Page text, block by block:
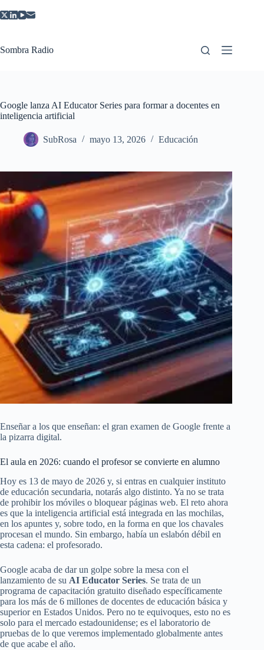
al
Sombra Radio
Google lanza AI Educator Series para formar a docentes en
inteligencia artificial
SubRosa mayo 13, 2026 Educación
Enseñar a los que enseñan: el gran examen de Google frente a
la pizarra digital.
El aula en 2026: cuando el profesor se convierte en alumno
Hoy es 13 de mayo de 2026 y, si entras en cualquier instituto
de educación secundaria, notarás algo distinto. Ya no se trata
de prohibir los móviles o bloquear páginas web. El reto ahora
es que la inteligencia artificial está integrada en las mochilas,
en los apuntes y, sobre todo, en la forma en que los chavales
procesan el mundo. Sin embargo, había un eslabón débil en
esta cadena: el profesorado.
Google acaba de dar un golpe sobre la mesa con el
lanzamiento de su AI Educator Series. Se trata de un
programa de capacitación gratuito diseñado específicamente
para los más de 6 millones de docentes de educación básica y
superior en Estados Unidos. Pero no te equivoques, esto no es
solo para el mercado estadounidense; es el laboratorio de
pruebas de lo que veremos implementado globalmente antes
de que acabe el año.